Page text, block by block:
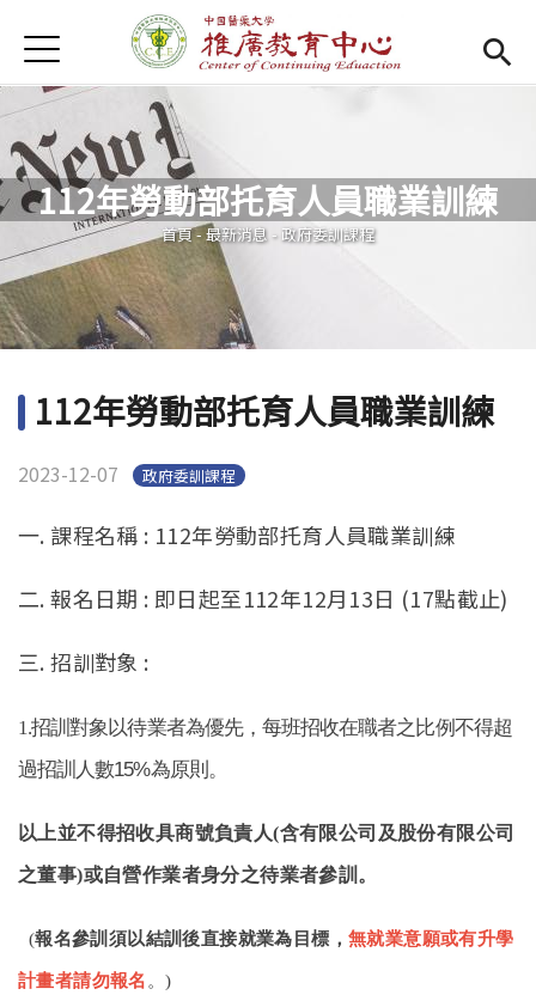
首頁
首頁
Open submenu (關於我們)
關於我們
最新消息
課程報名系統(link is external)
檔案下載
學校首頁 (link is external)
樂齡專區
English
Jump to Navigation
Jump to Main content
112年勞動部托育人員職業訓練
您在這裡
首頁-最新消息 - 政府委訓課程
112年勞動部托育人員職業訓練
2023-12-07 政府委訓課程
一. 課程名稱 : 112年勞動部托育人員職業訓練
二. 報名日期 : 即日起至112年12月13日 (17點截止)
三. 招訓對象 :
1.招訓對象以待業者為優先，每班招收在職者之比例不得超
過招訓人數15%為原則。
以上並不得招收具商號負責人(含有限公司及股份有限公司
之董事)或自營作業者身分之待業者參訓。
(報名參訓須以結訓後直接就業為目標，無就業意願或有升學
計畫者請勿報名 。)